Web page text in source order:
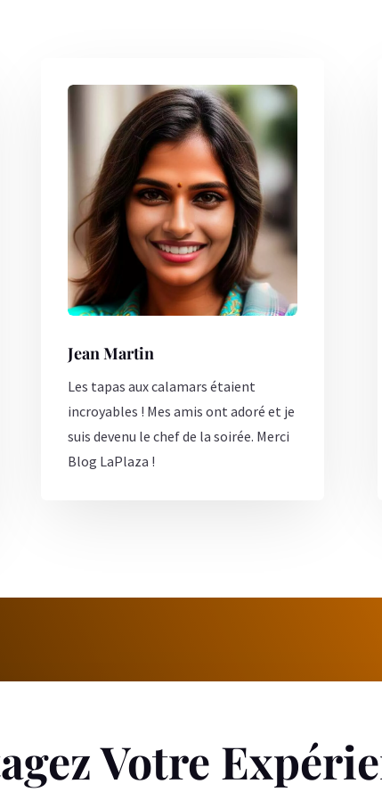
Jean Martin
Les tapas aux calamars étaient
incroyables ! Mes amis ont adoré et je
suis devenu le chef de la soirée. Merci
Blog LaPlaza !
Votre